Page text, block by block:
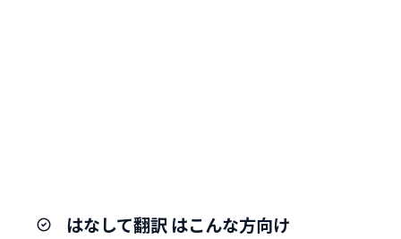
はなして翻訳 はこんな方向け